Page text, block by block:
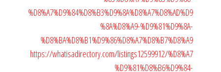
%D8%A7%D9%84%D8%B3%D9%8A%D8%A7%D8%AD%D9
%8A%D8%A9-%D9%81%D9%8A-
%D8%BA%D8%B1%D9%86%D8%A7%D8%B7%D8%A9
https://whatisadirectory.com/listings12599912/%D8%A7
%D9%81%D8%B6%D9%84-